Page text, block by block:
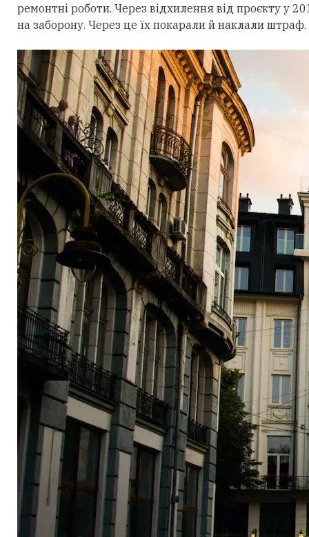
ремонтні роботи. Через відхилення від проєкту у
на заборону. Через це їх покарали й наклали штраф.